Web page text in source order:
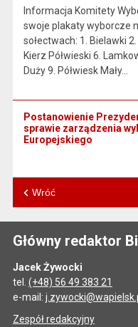
Informacja Komitety
swoje plakaty wyborcze
sołectwach: 1. Bielawki 2.
Kierz Półwieski 6.
Duży 9. Półwiesk Mały…
Postanowienie
sprawie zarządzenia
Europejskiego
Wróć
Główny redaktor
Jacek Żywocki
tel. (+48) 56 49 383 21
e-mail:
Zespół redakcyjny